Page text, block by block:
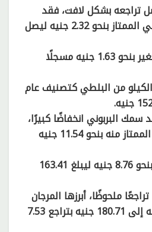
تراجعه بشكل لافت، فقد
انخفض سعر كيلو البلطي الممتاز بنحو 2.32 جنيه ليصل
بينما تراجع البلطي الصغير بنحو 1.63 جنيه مسجلًا
من البلطي كتصنيف عام
البربوني انخفاضًا كبيرًا،
حيث تراجع سعر البلدي الممتاز منه بنحو 11.54 جنيه
فيما انخفض المتوسط بنحو 8.76 جنيه ليبلغ 163.41
ملحوظًا، أبرزها المرجان
الذي انخفض الممتاز منه إلى 180.71 جنيه بتراجع 7.53